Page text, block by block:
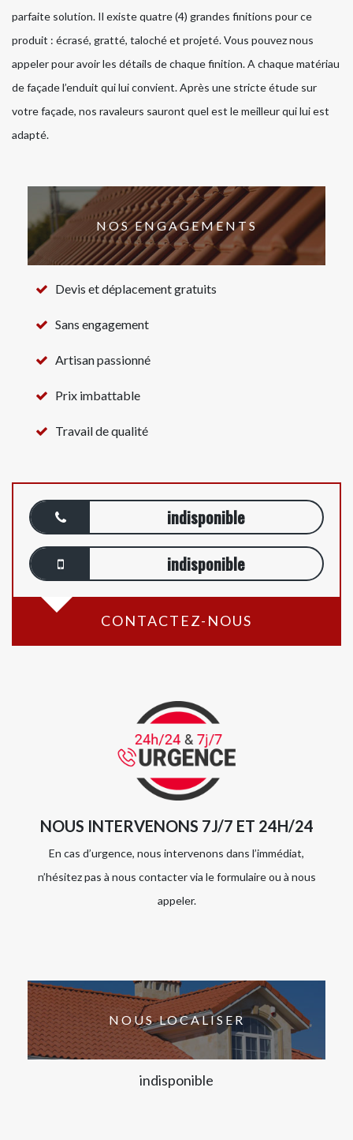
parfaite solution. Il existe quatre (4) grandes finitions pour ce
produit : écrasé, gratté, taloché et projeté. Vous pouvez nous
appeler pour avoir les détails de chaque finition. A chaque matériau
de façade l’enduit qui lui convient. Après une stricte étude sur
votre façade, nos ravaleurs sauront quel est le meilleur qui lui est
adapté.
NOS ENGAGEMENTS
Devis et déplacement gratuits
Sans engagement
Artisan passionné
Prix imbattable
Travail de qualité
indisponible
indisponible
CONTACTEZ-NOUS
NOUS INTERVENONS 7J/7 ET 24H/24
En cas d’urgence, nous intervenons dans l’immédiat,
n’hésitez pas à nous contacter via le formulaire ou à nous
appeler.
NOUS LOCALISER
indisponible